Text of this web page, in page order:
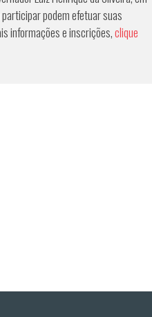
podem efetuar suas
informações e inscrições,clique